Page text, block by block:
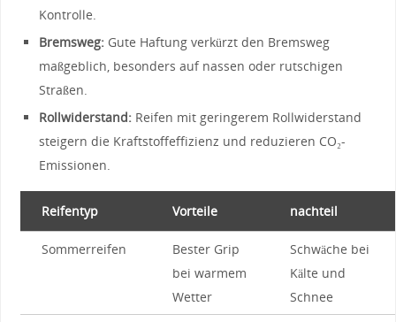
Kontrolle.
Bremsweg: Gute Haftung verkürzt den Bremsweg
maßgeblich, ‌besonders auf nassen ‌oder rutschigen‌
Straßen.
Rollwiderstand: Reifen mit geringerem Rollwiderstand
steigern die Kraftstoffeffizienz und reduzieren CO₂-
Emissionen.
Reifentyp Vorteile nachteil
Sommerreifen
Bester‍ Grip
bei⁢ warmem
Wetter
Schwäche bei
‌Kälte und
‍Schnee